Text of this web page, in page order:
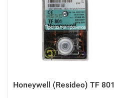
Honeywell (Resideo) TF 801